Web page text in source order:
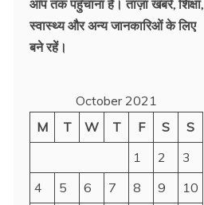
आप तक पहुँचाना है। ताज़ा खबरें, शिक्षा,
स्वास्थ्य और अन्य जानकारिओं के लिए
बने रहें।
October 2021
M
T W T F S
S
1
2
3
4
5 6 7 8 9
10